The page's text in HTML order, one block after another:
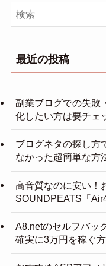
最近の投稿
副業ブログでの失敗
化したい方は要チェ
ブログネタの探し方
なかった超簡単な方
高音質なのに安い！
SOUNDPEATS「
A8.netのセルフバッ
確実に3万円を稼ぐ